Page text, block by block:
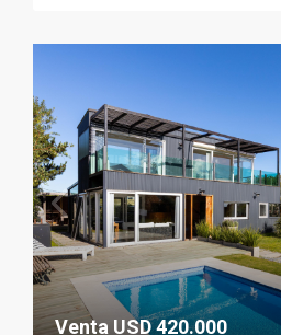
Venta USD 420.000